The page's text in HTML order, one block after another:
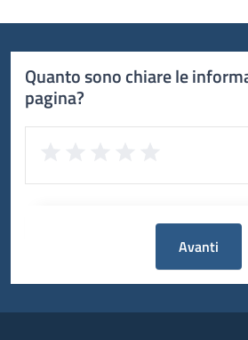
Quanto sono chiare le
pagina?
Avanti